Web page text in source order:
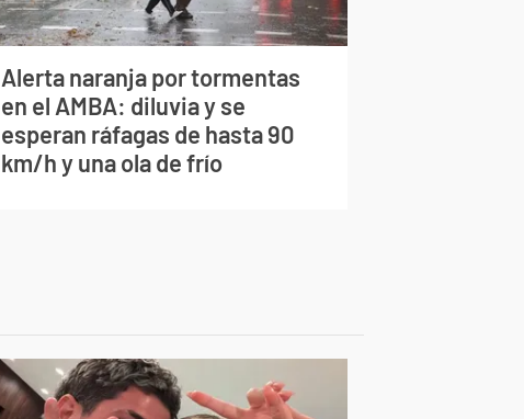
Alerta naranja por tormentas
en el AMBA: diluvia y se
esperan ráfagas de hasta 90
km/h y una ola de frío